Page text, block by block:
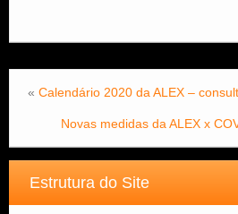
« Calendário 2020 da ALEX –
Novas medidas da ALEX x
Estrutura do Site